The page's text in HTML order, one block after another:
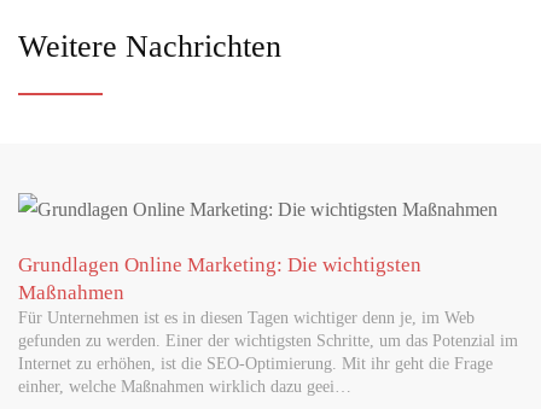
Weitere Nachrichten
Grundlagen Online Marketing: Die wichtigsten
Maßnahmen
Für Unternehmen ist es in diesen Tagen wichtiger denn je, im Web
gefunden zu werden. Einer der wichtigsten Schritte, um das Potenzial im
Internet zu erhöhen, ist die SEO-Optimierung. Mit ihr geht die Frage
einher, welche Maßnahmen wirklich dazu geei…